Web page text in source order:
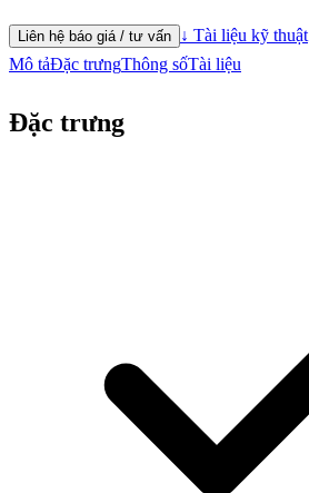
Liên hệ báo giá / tư vấn
↓ Tài liệu kỹ thuật
Mô tảĐặc trưngThông sốTài liệu
Đặc trưng